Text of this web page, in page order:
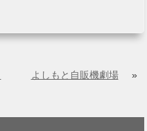
よしもと自販機劇場 »